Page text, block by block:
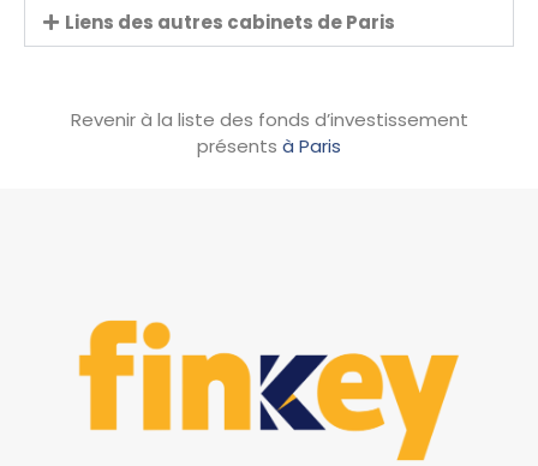
Liens des autres cabinets de Paris
Revenir à la liste des fonds d’investissement
présents à Paris